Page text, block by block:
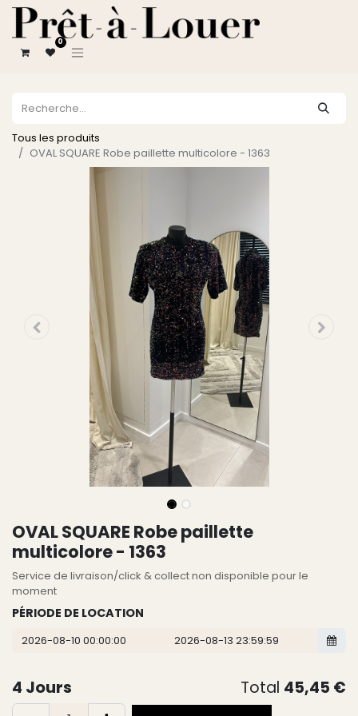
0
Tous les produits
OVAL SQUARE Robe paillette multicolore - 1363
OVAL SQUARE Robe paillette
multicolore - 1363
Service de livraison/click & collect non disponible pour le
moment
PÉRIODE DE LOCATION
4 Jours Total 45,45 €